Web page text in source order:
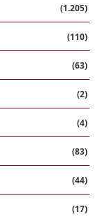
(1.205)
(110)
(63)
(2)
(4)
(83)
(44)
(17)